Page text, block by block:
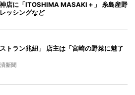
店に「ITOSHIMA MASAKI＋」 糸島産野
ッシングなど
トラン兆紐」 店主は「宮崎の野菜に魅了
新聞